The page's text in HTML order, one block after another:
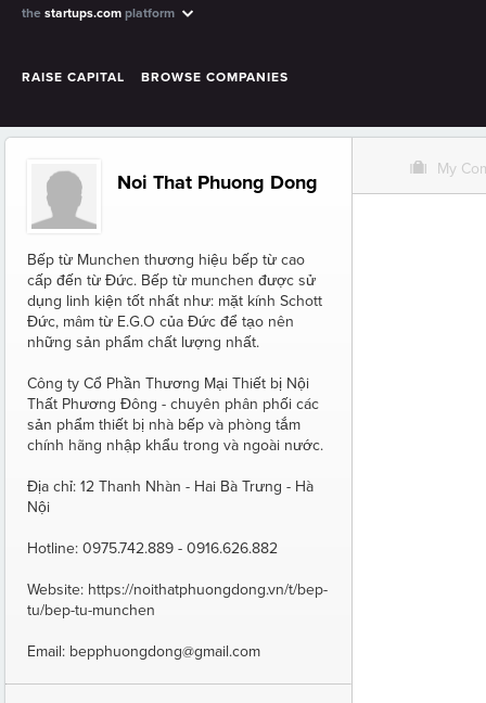
the startups.com platform
RAISE CAPITAL BROWSE COMPANIES
Noi That Phuong Dong
Bếp từ Munchen thương hiệu bếp từ cao
cấp đến từ Đức. Bếp từ munchen được sử
dụng linh kiện tốt nhất như: mặt kính Schott
Đức, mâm từ E.G.O của Đức để tạo nên
những sản phẩm chất lượng nhất.
Công ty Cổ Phần Thương Mại Thiết bị Nội
Thất Phương Đông - chuyên phân phối các
sản phẩm thiết bị nhà bếp và phòng tắm
chính hãng nhập khẩu trong và ngoài nước.
​Địa chỉ: 12 Thanh Nhàn - Hai Bà Trưng - Hà
Nội
Hotline: 0975.742.889 - 0916.626.882
Website: https://noithatphuongdong.vn/t/bep-
tu/bep-tu-munchen
Email: bepphuongdong@gmail.com
O My